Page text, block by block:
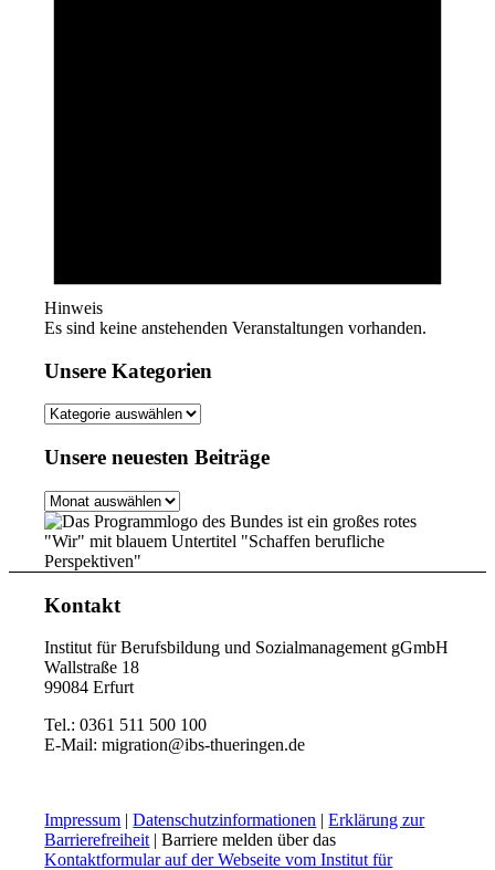
Hinweis
Es sind keine anstehenden Veranstaltungen vorhanden.
Unsere Kategorien
Unsere
Unsere neuesten Beiträge
Unsere
neuesten
Beiträge
Kontakt
Institut für Berufsbildung und Sozialmanagement gGmbH
Wallstraße 18
99084 Erfurt
Tel.: 0361 511 500 100
E-Mail: migration@ibs-thueringen.de
Impressum |Datenschutzinformationen |Erklärung zur
Barrierefreiheit | Barriere melden über das
Kontaktformular auf der Webseite vom Institut für